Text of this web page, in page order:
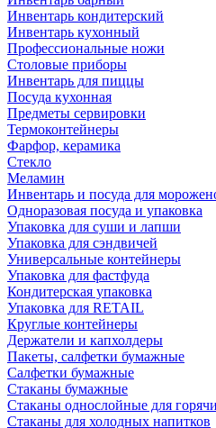
Инвентарь кондитерский
Инвентарь кухонный
Профессиональные ножи
Столовые приборы
Инвентарь для пиццы
Посуда кухонная
Предметы сервировки
Термоконтейнеры
Фарфор, керамика
Стекло
Меламин
Инвентарь и посуда для
Одноразовая посуда и упаковка
Упаковка для суши и лапши
Упаковка для сэндвичей
Универсальные контейнеры
Упаковка для фастфуда
Кондитерская упаковка
Упаковка для RETAIL
Круглые контейнеры
Держатели и капхолдеры
Пакеты, салфетки бумажные
Салфетки бумажные
Стаканы бумажные
Стаканы однослойные для
Стаканы для холодных напитков